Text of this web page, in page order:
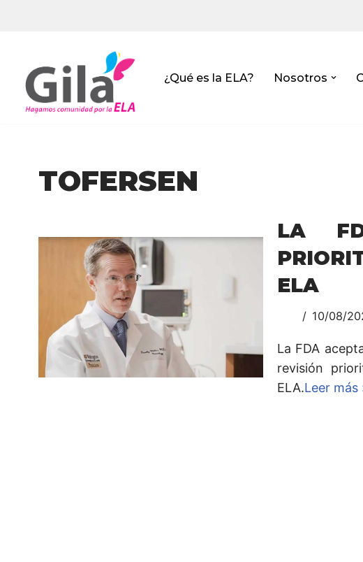
contenido
¿Qué es la ELA? Nosotros
TOFERSEN
LA
ELA
10/08/
La FDA
revisión
ELA.Leer más